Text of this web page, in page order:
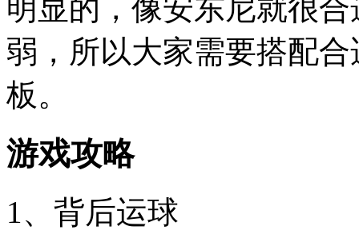
明显的，像安东尼就很
弱，所以大家需要搭配
板。
游戏攻略
1、背后运球